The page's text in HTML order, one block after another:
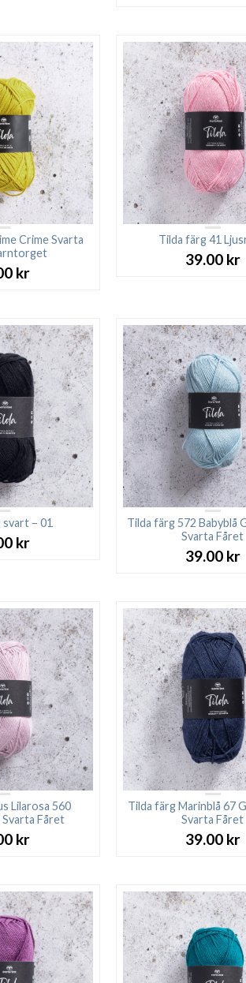
Crime Svarta
kr
Tilda färg 41
39.00 kr
– 01
kr
Tilda färg 572 Babyblå
Svarta Fåret
39.00 kr
Lilarosa 560
Fåret
kr
Tilda färg Marinblå 67
Svarta Fåret
39.00 kr